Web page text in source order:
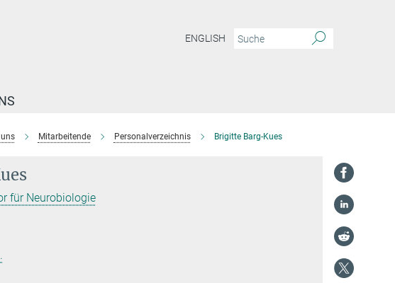
ENGLISH
Mitarbeitende Personalverzeichnis Brigitte Barg-Kues
für Neurobiologie